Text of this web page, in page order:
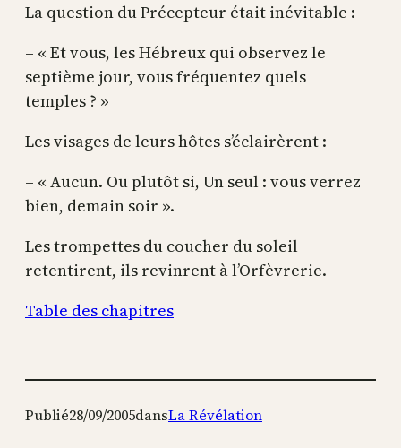
La question du Précepteur était inévitable :
– « Et vous, les Hébreux qui observez le
septième jour, vous fréquentez quels
temples ? »
Les visages de leurs hôtes s’éclairèrent :
– « Aucun. Ou plutôt si, Un seul : vous verrez
bien, demain soir ».
Les trompettes du coucher du soleil
retentirent, ils revinrent à l’Orfèvrerie.
Table des chapitres
Publié28/09/2005dansLa Révélation